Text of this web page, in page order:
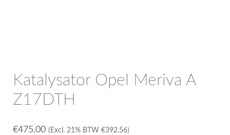
Katalysator Opel Meriva A
Z17DTH
€475.00 (Excl. 21% BTW €392.56)